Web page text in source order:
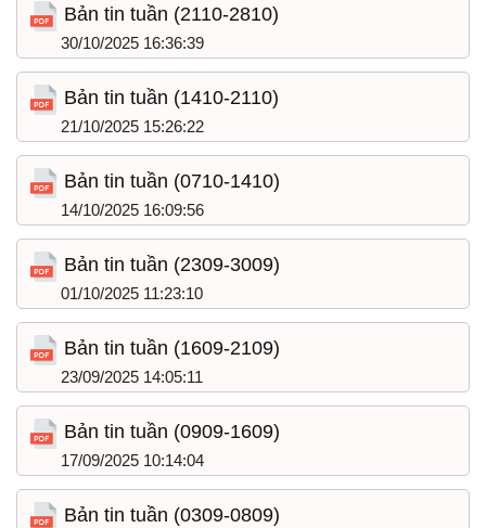
Bản tin tuần (2110-2810)
30/10/2025 16:36:39
Bản tin tuần (1410-2110)
21/10/2025 15:26:22
Bản tin tuần (0710-1410)
14/10/2025 16:09:56
Bản tin tuần (2309-3009)
01/10/2025 11:23:10
Bản tin tuần (1609-2109)
23/09/2025 14:05:11
Bản tin tuần (0909-1609)
17/09/2025 10:14:04
Bản tin tuần (0309-0809)